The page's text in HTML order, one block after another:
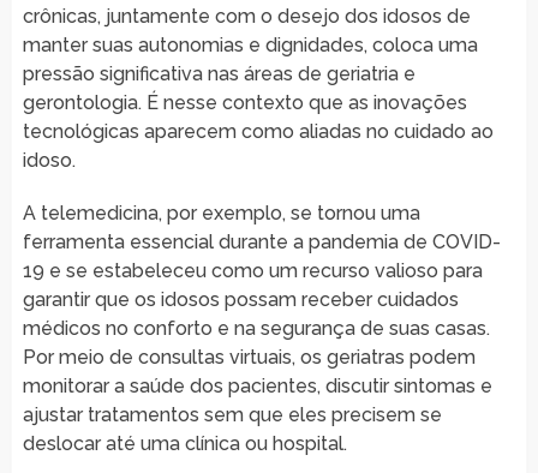
crônicas, juntamente com o desejo dos idosos de
manter suas autonomias e dignidades, coloca uma
pressão significativa nas áreas de geriatria e
gerontologia. É nesse contexto que as inovações
tecnológicas aparecem como aliadas no cuidado ao
idoso.
A telemedicina, por exemplo, se tornou uma
ferramenta essencial durante a pandemia de COVID-
19 e se estabeleceu como um recurso valioso para
garantir que os idosos possam receber cuidados
médicos no conforto e na segurança de suas casas.
Por meio de consultas virtuais, os geriatras podem
monitorar a saúde dos pacientes, discutir sintomas e
ajustar tratamentos sem que eles precisem se
deslocar até uma clínica ou hospital.